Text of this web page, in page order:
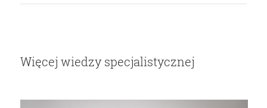
Więcej wiedzy specjalistycznej